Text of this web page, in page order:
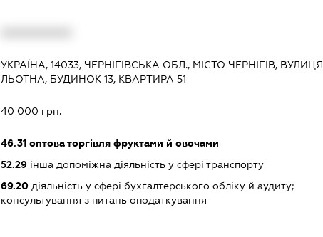
УКРАЇНА, 14033, ЧЕРНІГІВСЬКА ОБЛ., МІСТО ЧЕРНІГІВ, ВУЛИЦЯ
ЛЬОТНА, БУДИНОК 13, КВАРТИРА 51
40 000 грн.
46.31 оптова торгівля фруктами й овочами
52.29 інша допоміжна діяльність у сфері транспорту
69.20 діяльність у сфері бухгалтерського обліку й аудиту;
консультування з питань оподаткування